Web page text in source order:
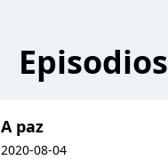
Episodios
A paz
2020-08-04